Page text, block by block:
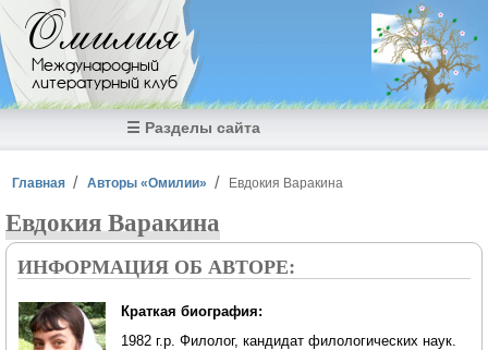
Перейти к основному содержанию
Омилия
Международный
литературный клуб
☰ Разделы сайта
Вы здесь
Главная Авторы «Омилии» Евдокия Варакина
Евдокия Варакина
ИНФОРМАЦИЯ ОБ АВТОРЕ:
Краткая биография:
1982 г.р. Филолог, кандидат филологических наук.